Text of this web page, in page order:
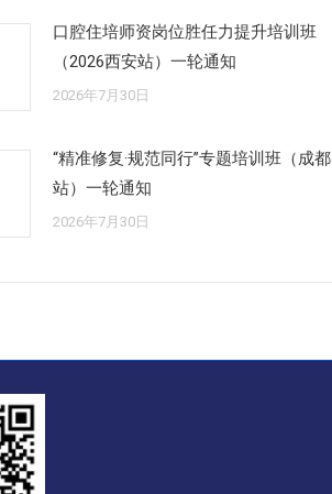
口腔住培师资岗位胜任力提升培训班
（2026西安站）一轮通知
2026年7月30日
“精准修复·规范同行”专题培训班（成都
站）一轮通知
2026年7月30日